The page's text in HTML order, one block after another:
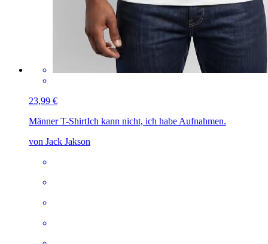
23,99 €
Männer T-ShirtIch kann nicht, ich habe Aufnahmen.
von Jack Jakson